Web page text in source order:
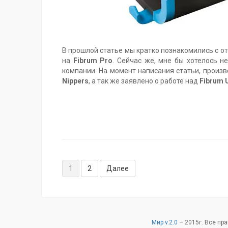
В прошлой статье мы кратко познакомились с
на Fibrum Pro . Сейчас же, мне бы хотелось
компании. На момент написания статьи,
Nippers, а так же заявлено о работе над Fibrum
Pro,
Навигация
по
1 2 Далее
Мир v.2.0 – 2015г. Все